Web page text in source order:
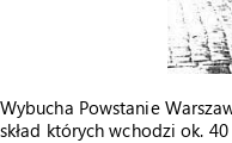
Wybucha Powstanie
skład których wchodzi ok. 40